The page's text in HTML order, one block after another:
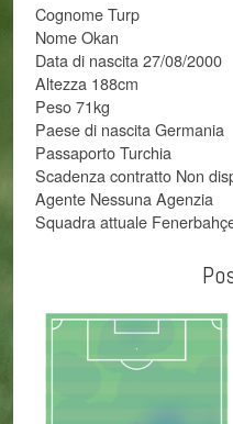
Cognome Turp
Nome Okan
Data di nascita 27/08/2000
Altezza 188cm
Peso 71kg
Paese di nascita Germania
Passaporto Turchia
Scadenza contratto Non
Agente Nessuna Agenzia
Squadra attuale